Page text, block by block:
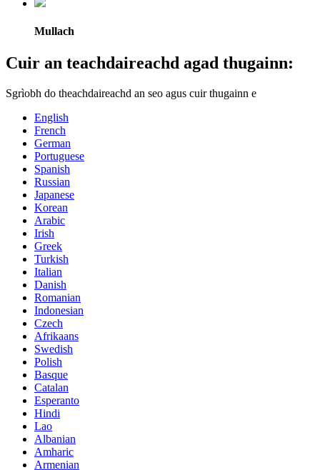
Mullach
Cuir an teachdaireachd agad thugainn:
Sgrìobh do theachdaireachd an seo agus cuir thugainn e
English
French
German
Portuguese
Spanish
Russian
Japanese
Korean
Arabic
Irish
Greek
Turkish
Italian
Danish
Romanian
Indonesian
Czech
Afrikaans
Swedish
Polish
Basque
Catalan
Esperanto
Hindi
Lao
Albanian
Amharic
Armenian